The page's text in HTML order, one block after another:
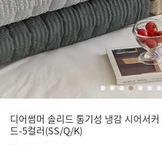
디어썸머 솔리드 통기성 냉감 시어서
드-5컬러(SS/Q/K)